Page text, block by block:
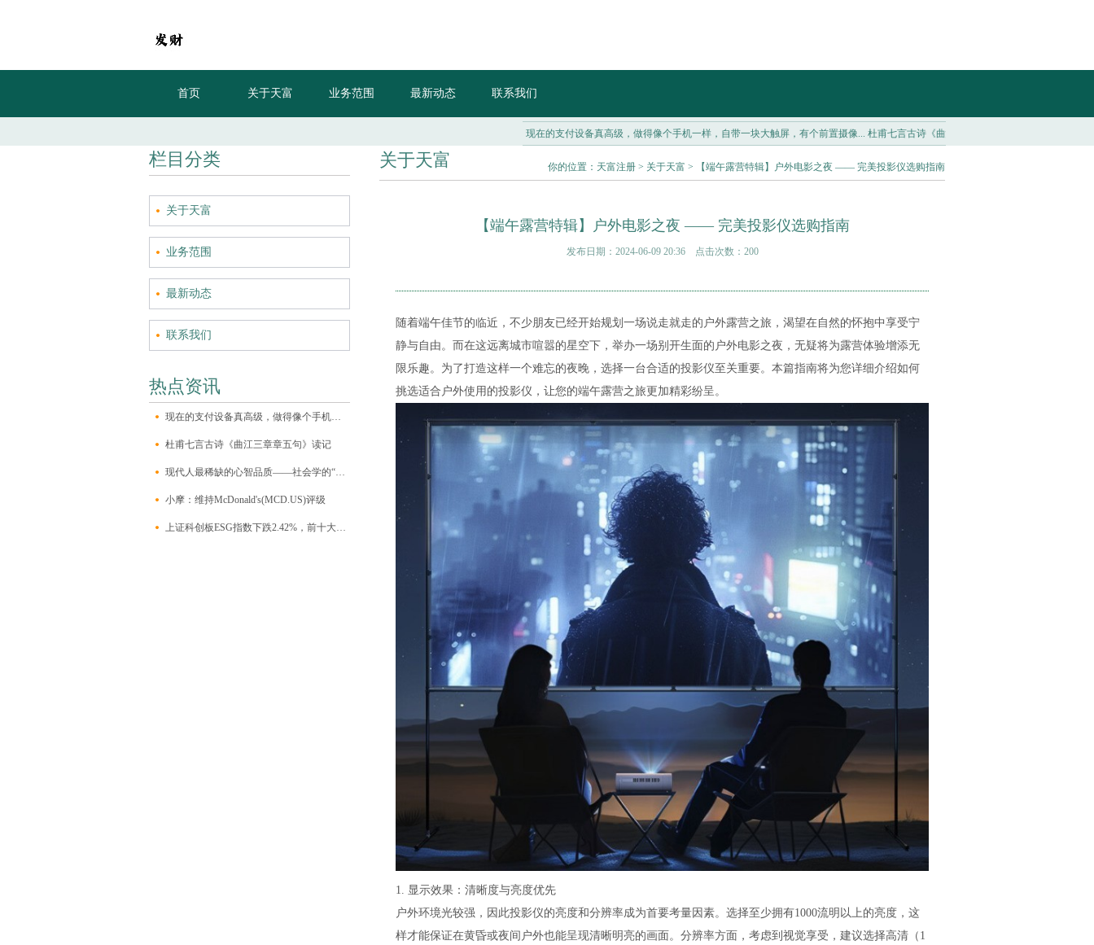
首页 关于天富 业务范围 最新动态 联系我们
现在的支付设备真高级，做得像个手机一样，自带一块大触屏，有个前置摄像... 杜甫七言古诗《曲江三章章五句》读记...
栏目分类
关于天富
业务范围
最新动态
联系我们
热点资讯
现在的支付设备真高级，做得像个手机一样，自带一块大触屏，有个前置摄像
杜甫七言古诗《曲江三章章五句》读记
现代人最稀缺的心智品质——社会学的“三大想象力”
小摩：维持McDonald's(MCD.US)评级
上证科创板ESG指数下跌2.42%，前十大权重包含澜起科技等
关于天富 你的位置： 天富注册 > 关于天富 > 【端午露营特辑】户外电影之夜 —— 完美投影仪选购指南
【端午露营特辑】户外电影之夜 —— 完美投影仪选购指南
发布日期：2024-06-09 20:36 点击次数：200
随着端午佳节的临近，不少朋友已经开始规划一场说走就走的户外露营之旅，渴望在自然的怀抱中享受宁
静与自由。而在这远离城市喧嚣的星空下，举办一场别开生面的户外电影之夜，无疑将为露营体验增添无
限乐趣。为了打造这样一个难忘的夜晚，选择一台合适的投影仪至关重要。本篇指南将为您详细介绍如何
挑选适合户外使用的投影仪，让您的端午露营之旅更加精彩纷呈。
1. 显示效果：清晰度与亮度优先
户外环境光较强，因此投影仪的亮度和分辨率成为首要考量因素。选择至少拥有1000流明以上的亮度，这
样才能保证在黄昏或夜间户外也能呈现清晰明亮的画面。分辨率方面，考虑到视觉享受，建议选择高清（1